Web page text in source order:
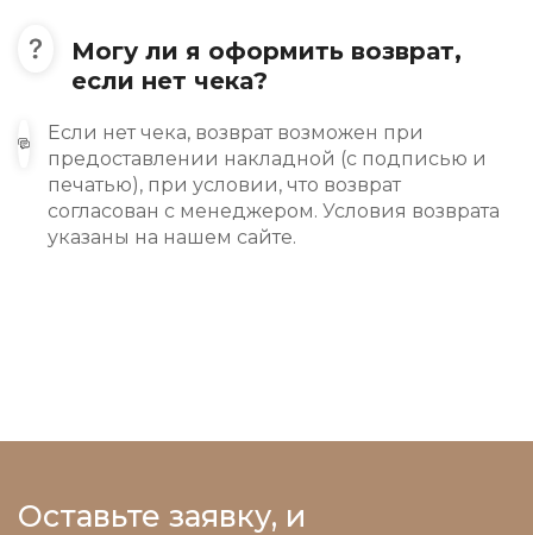
Могу ли я оформить возврат,
если нет чека?
Если нет чека, возврат возможен при
предоставлении накладной (с подписью и
печатью), при условии, что возврат
согласован с менеджером. Условия возврата
указаны на нашем сайте.
Оставьте заявку, и